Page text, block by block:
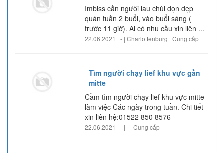
Imbiss cần người lau chùi dọn dẹp
quán tuần 2 buổi, vào buổi sáng (
trước 11 giờ). Ai có nhu cầu xin liên ...
22.06.2021 | - | Charlottenburg | Cung cấp
Tìm người chạy lief khu vực gần
mitte
Cầm tìm người chạy lief khu vực mitte
làm việc Các ngày trong tuần. Chi tiết
xin liên hệ:01522 850 8576
22.06.2021 | - | - | Cung cấp